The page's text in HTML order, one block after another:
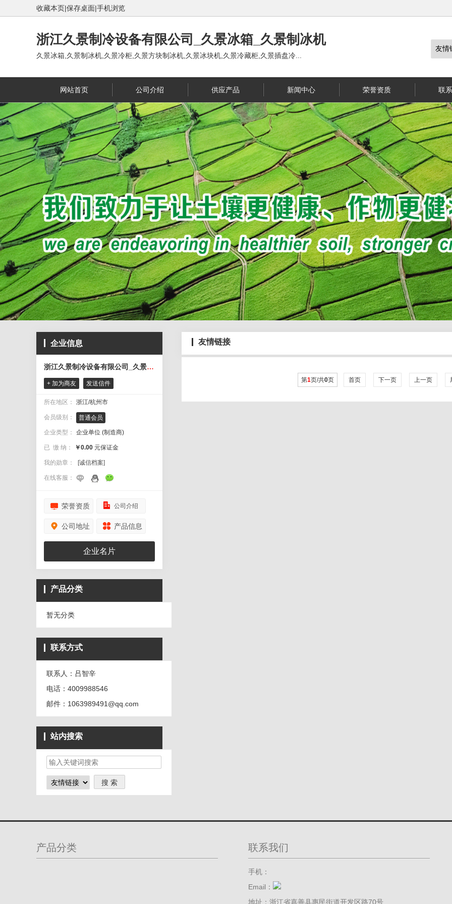
收藏本页|保存桌面|手机浏览
浙江久景制冷设备有限公司_久景冰箱_久景制冰机
久景冰箱,久景制冰机,久景冷柜,久景方块制冰机,久景冰块机,久景冷藏柜,久景插盘冷...
网站首页 公司介绍 供应产品 新闻中心 荣誉资质 联
企业信息
浙江久景制冷设备有限公司_久景冰箱_久景制冰机
+ 加为商友 发送信件
所在地区： 浙江/杭州市
会员级别： 普通会员
企业类型： 企业单位 (制造商)
已 缴 纳： ￥0.00 元保证金
我的勋章： [诚信档案]
在线客服：
荣誉资质 公司介绍
公司地址 产品信息
企业名片
产品分类
暂无分类
联系方式
联系人：吕智辛
电话：4009988546
邮件：1063989491@qq.com
站内搜索
友情链接
第1页/共0页 首页 下一页 上一页
产品分类 联系我们
手机：
Email：
地址： 浙江省嘉善县惠民街道开发区路70号